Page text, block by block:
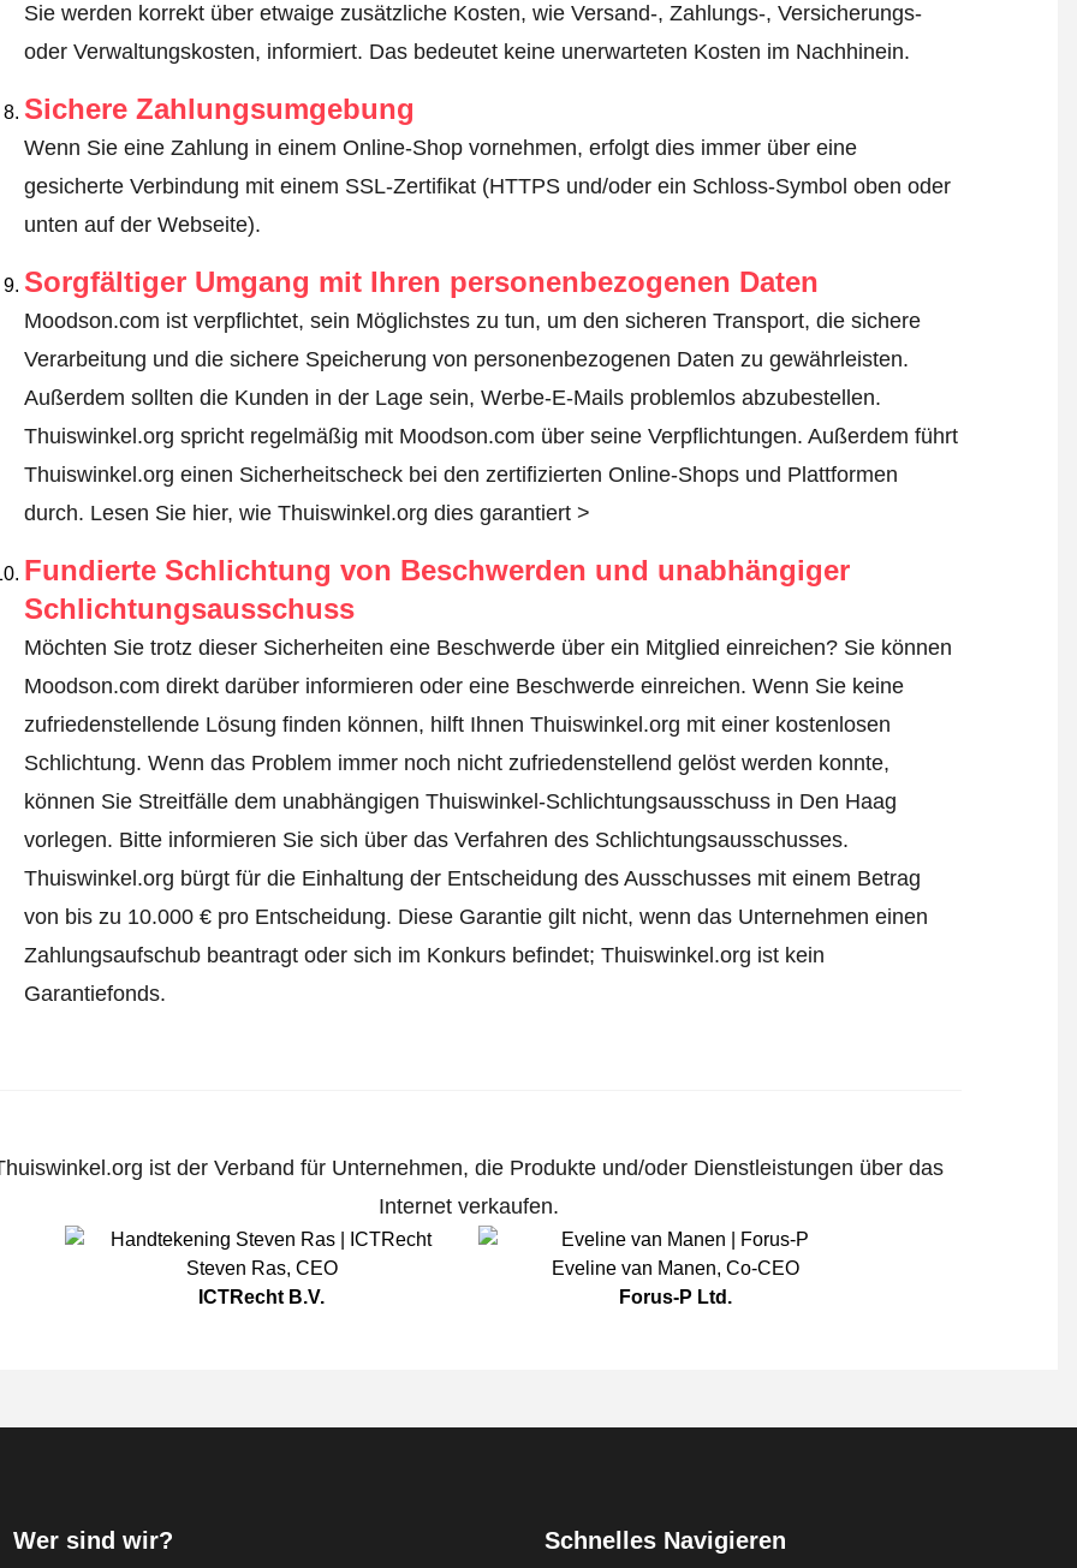
Sie werden korrekt über etwaige zusätzliche Kosten, wie Versand-, Zahlungs-, Versicherungs-
oder Verwaltungskosten, informiert. Das bedeutet keine unerwarteten Kosten im Nachhinein.
Sichere Zahlungsumgebung
Wenn Sie eine Zahlung in einem Online-Shop vornehmen, erfolgt dies immer über eine
gesicherte Verbindung mit einem SSL-Zertifikat (HTTPS und/oder ein Schloss-Symbol oben oder
unten auf der Webseite).
Sorgfältiger Umgang mit Ihren personenbezogenen Daten
Moodson.com ist verpflichtet, sein Möglichstes zu tun, um den sicheren Transport, die sichere
Verarbeitung und die sichere Speicherung von personenbezogenen Daten zu gewährleisten.
Außerdem sollten die Kunden in der Lage sein, Werbe-E-Mails problemlos abzubestellen.
Thuiswinkel.org spricht regelmäßig mit Moodson.com über seine Verpflichtungen. Außerdem führt
Thuiswinkel.org einen Sicherheitscheck bei den zertifizierten Online-Shops und Plattformen
durch. Lesen Sie hier, wie Thuiswinkel.org dies garantiert >
Fundierte Schlichtung von Beschwerden und unabhängiger
Schlichtungsausschuss
Möchten Sie trotz dieser Sicherheiten eine Beschwerde über ein Mitglied einreichen? Sie können
Moodson.com direkt darüber informieren oder eine Beschwerde einreichen. Wenn Sie keine
zufriedenstellende Lösung finden können, hilft Ihnen Thuiswinkel.org mit einer kostenlosen
Schlichtung. Wenn das Problem immer noch nicht zufriedenstellend gelöst werden konnte,
können Sie Streitfälle dem unabhängigen Thuiswinkel-Schlichtungsausschuss in Den Haag
vorlegen. Bitte informieren Sie sich über das Verfahren des Schlichtungsausschusses.
Thuiswinkel.org bürgt für die Einhaltung der Entscheidung des Ausschusses mit einem Betrag
von bis zu 10.000 € pro Entscheidung. Diese Garantie gilt nicht, wenn das Unternehmen einen
Zahlungsaufschub beantragt oder sich im Konkurs befindet; Thuiswinkel.org ist kein
Garantiefonds.
ist der Verband für Unternehmen, die Produkte und/oder Dienstleistungen über das
Internet verkaufen.
Steven Ras, CEO
ICTRecht B.V.
Eveline van Manen, Co-CEO
Forus-P Ltd.
Wer sind wir? Schnelles Navigieren